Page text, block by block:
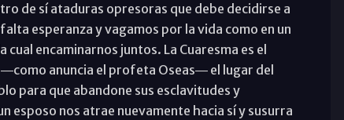
de sí ataduras opresoras que debe decidirse a
esperanza y vagamos por la vida como en un
encaminarnos juntos. La Cuaresma es el
anuncia el profeta Oseas― el lugar del
para que abandone sus esclavitudes y
esposo nos atrae nuevamente hacia sí y susurra